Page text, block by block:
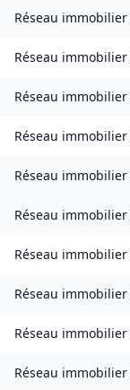
Réseau immobilier
Réseau immobilier
Réseau immobilier
Réseau immobilier
Réseau immobilier
Réseau immobilier
Réseau immobilier
Réseau immobilier
Réseau immobilier
Réseau immobilier